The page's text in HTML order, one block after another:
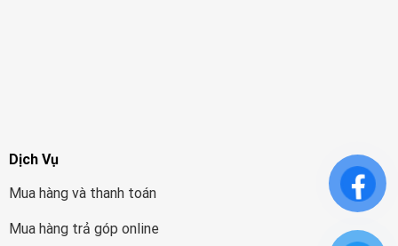
Dịch Vụ
Mua hàng và thanh toán
Mua hàng trả góp online